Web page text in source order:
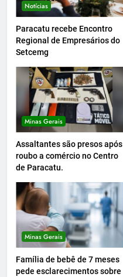
Notícias
Paracatu recebe Encontro
Regional de Empresários do
Setcemg
Minas Gerais
Assaltantes são presos após
roubo a comércio no Centro
de Paracatu.
Minas Gerais
Família de bebê de 7 meses
pede esclarecimentos sobre